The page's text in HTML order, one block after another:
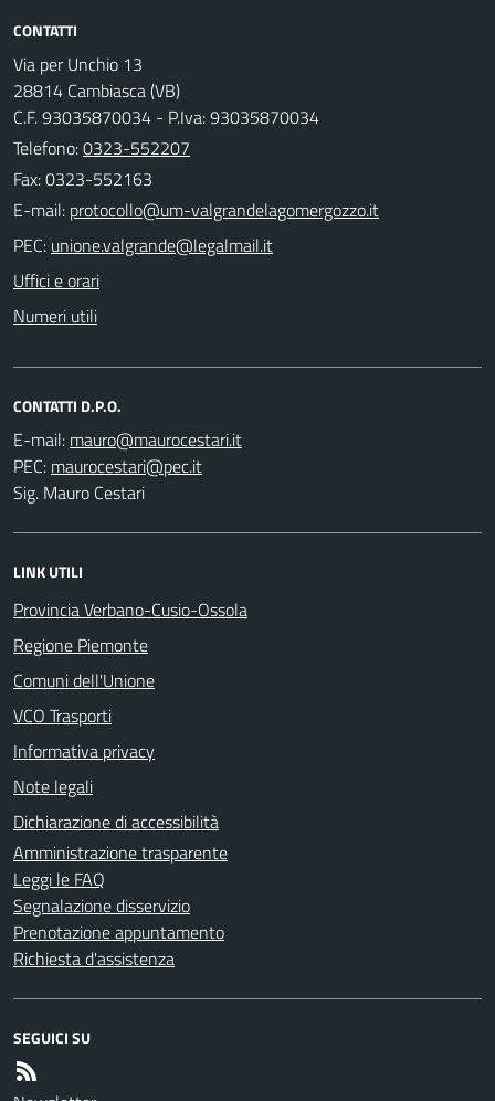
CONTATTI
Via per Unchio 13
28814 Cambiasca (VB)
C.F. 93035870034 - P.Iva: 93035870034
Telefono:0323-552207
Fax: 0323-552163
E-mail:
PEC:
Uffici e orari
Numeri utili
CONTATTI D.P.O.
E-mail:
PEC:
Sig. Mauro Cestari
LINK UTILI
Provincia Verbano-Cusio-Ossola
Regione Piemonte
Comuni dell'Unione
VCO Trasporti
Informativa privacy
Note legali
Dichiarazione di accessibilità
Amministrazione trasparente
Leggi le FAQ
Segnalazione disservizio
Prenotazione appuntamento
Richiesta d'assistenza
SEGUICI SU